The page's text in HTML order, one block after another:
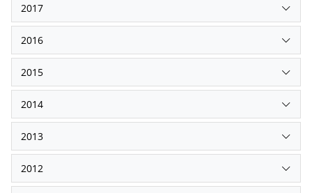
2017
2016
2015
2014
2013
2012